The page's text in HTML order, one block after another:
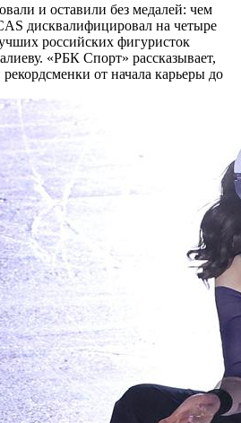
и оставили без медалей: чем
дисквалифицировал на четыре
российских фигуристок
«РБК Спорт» рассказывает,
от начала карьеры до